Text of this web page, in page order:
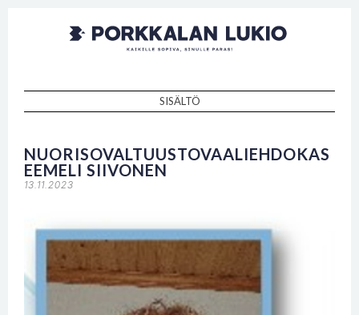
Porkkalan
lukio
Kaikille sopiva, sinulle paras!
SISÄLTÖ
NUORISOVALTUUSTOVAALIEHDOKAS
EEMELI SIIVONEN
13.11.2023